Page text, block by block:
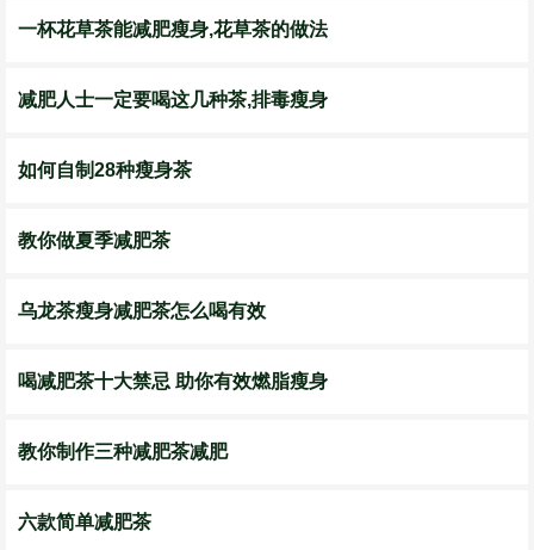
一杯花草茶能减肥瘦身,花草茶的做法
减肥人士一定要喝这几种茶,排毒瘦身
如何自制28种瘦身茶
教你做夏季减肥茶
乌龙茶瘦身减肥茶怎么喝有效
喝减肥茶十大禁忌 助你有效燃脂瘦身
教你制作三种减肥茶减肥
六款简单减肥茶